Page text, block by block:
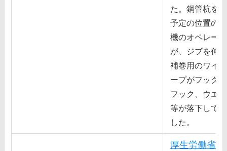
た。鋼管杭を
予定の位置の
機のオペレー
が、ジブを伸
補巻⽤のワイ
ープがフック
フック、ウエ
等が落下して
した。
厚生労働省